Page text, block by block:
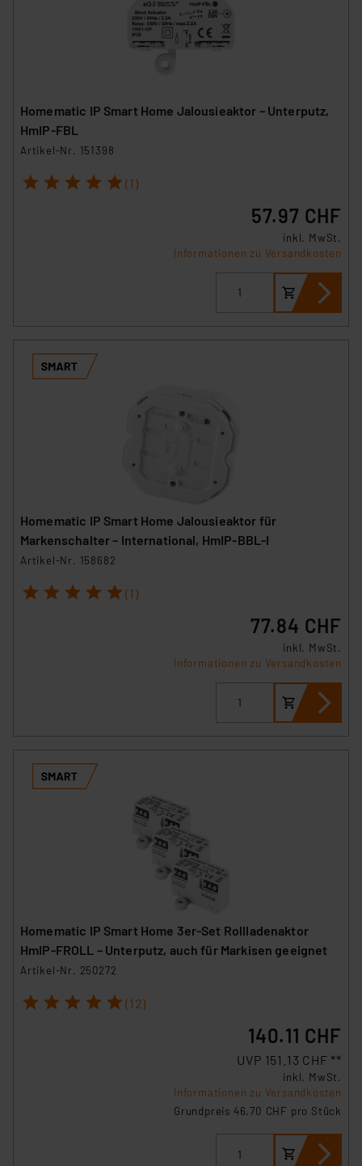
Homematic IP Smart Home Jalousieaktor – Unterputz,
HmIP-FBL
Artikel-Nr. 151398
1 2 3 4 5 (1)
57.97 CHF
inkl. MwSt.
Informationen zu Versandkosten
Homematic IP Smart Home Jalousieaktor für
Markenschalter – International, HmIP-BBL-I
Artikel-Nr. 158682
1 2 3 4 5 (1)
77.84 CHF
inkl. MwSt.
Informationen zu Versandkosten
Homematic IP Smart Home 3er-Set Rollladenaktor
HmIP-FROLL – Unterputz, auch für Markisen geeignet
Artikel-Nr. 250272
1 2 3 4 5 (12)
140.11 CHF
UVP 151.13 CHF **
inkl. MwSt.
Informationen zu Versandkosten
Grundpreis 46.70 CHF pro Stück